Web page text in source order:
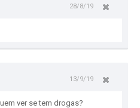
28/8/19
13/9/19
ver se tem drogas?